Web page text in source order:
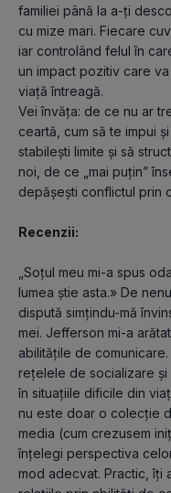
familiei până la a-ți
cu mize mari. Fiecare
iar controlând felul în
un impact pozitiv care
viață întreagă.
Vei învăța: de ce nu ar
ceartă, cum să te impui
stabilești limite și să
noi, de ce „mai puțin”
depășești conflictul prin
Recenzii:
„Soțul meu mi-a spus
lumea știe asta.» De
dispută simțindu-mă
mei. Jefferson mi-a
abilitățile de
rețelele de socializare și
în situațiile dificile din
nu este doar o colecție
media (cum crezusem
înțelegi perspectiva
mod adecvat. Practic, îți